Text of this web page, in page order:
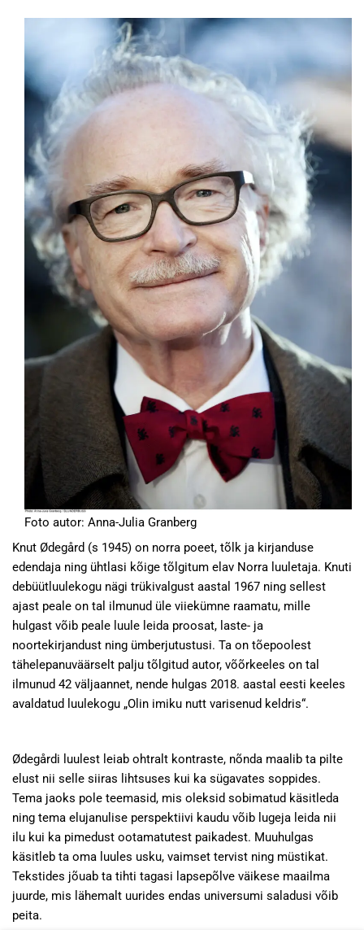
Foto autor: Anna-Julia Granberg
Knut Ødegård (s 1945) on norra poeet, tõlk ja kirjanduse
edendaja ning ühtlasi kõige tõlgitum elav Norra luuletaja. Knuti
debüütluulekogu nägi trükivalgust aastal 1967 ning sellest
ajast peale on tal ilmunud üle viiekümne raamatu, mille
hulgast võib peale luule leida proosat, laste- ja
noortekirjandust ning ümberjutustusi. Ta on tõepoolest
tähelepanuväärselt palju tõlgitud autor, võõrkeeles on tal
ilmunud 42 väljaannet, nende hulgas 2018. aastal eesti keeles
avaldatud luulekogu „Olin imiku nutt varisenud keldris“.
Ødegårdi luulest leiab ohtralt kontraste, nõnda maalib ta pilte
elust nii selle siiras lihtsuses kui ka sügavates soppides.
Tema jaoks pole teemasid, mis oleksid sobimatud käsitleda
ning tema elujanulise perspektiivi kaudu võib lugeja leida nii
ilu kui ka pimedust ootamatutest paikadest. Muuhulgas
käsitleb ta oma luules usku, vaimset tervist ning müstikat.
Tekstides jõuab ta tihti tagasi lapsepõlve väikese maailma
juurde, mis lähemalt uurides endas universumi saladusi võib
peita.